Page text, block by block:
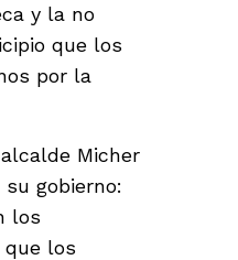
y la no
que los
por la
Micher
gobierno:
los
que los